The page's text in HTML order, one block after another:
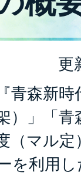
更
青森新
）」「
（マル
を利用